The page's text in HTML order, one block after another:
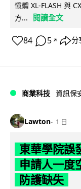
憶體 XL-FLASH 與
方...
閱讀全文
84 5 ↗ 分
商業科技 資訊保
Lawton 1 日
東華學院誤
申請人一度
防護缺失